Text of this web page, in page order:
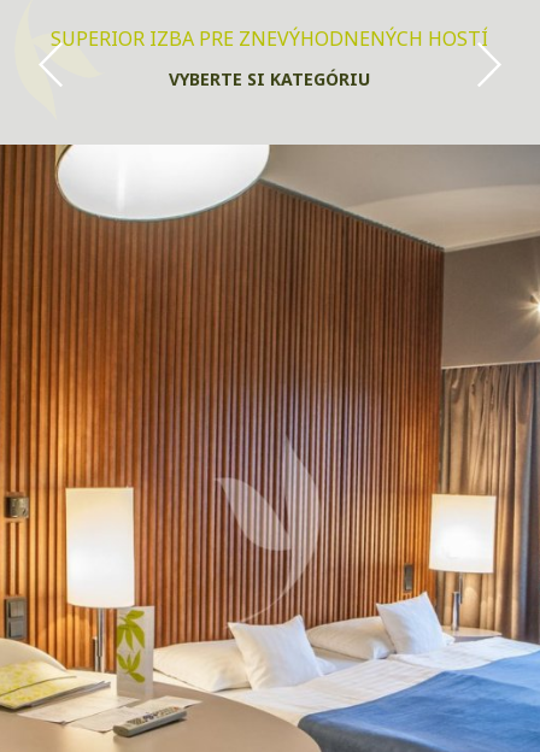
SUPERIOR IZBA PRE ZNEVÝHODNENÝCH HOSTÍ
VYBERTE SI KATEGÓRIU
IZBA SUPERIOR
SUPERIOR IZBA PRE ZNEVÝHODNENÝCH HOSTÍ
IZBA DE LUXE
KONGRESY
WELLNESS
O HOTELI
REŠTAURÁCIA
STEAKHOUSE MONTANA